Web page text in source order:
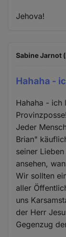
Jehova!
Sabine Jarnot
Hahaha -
Hahaha - ich
Provinzposse!
Jeder
Brian"
seiner
ansehen,
Wir sollten
aller
uns
der Herr
Gegenzug